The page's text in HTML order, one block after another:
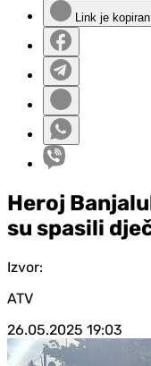
Link je
Heroj
su spasili
Izvor:
ATV
26.05.2025 19:03